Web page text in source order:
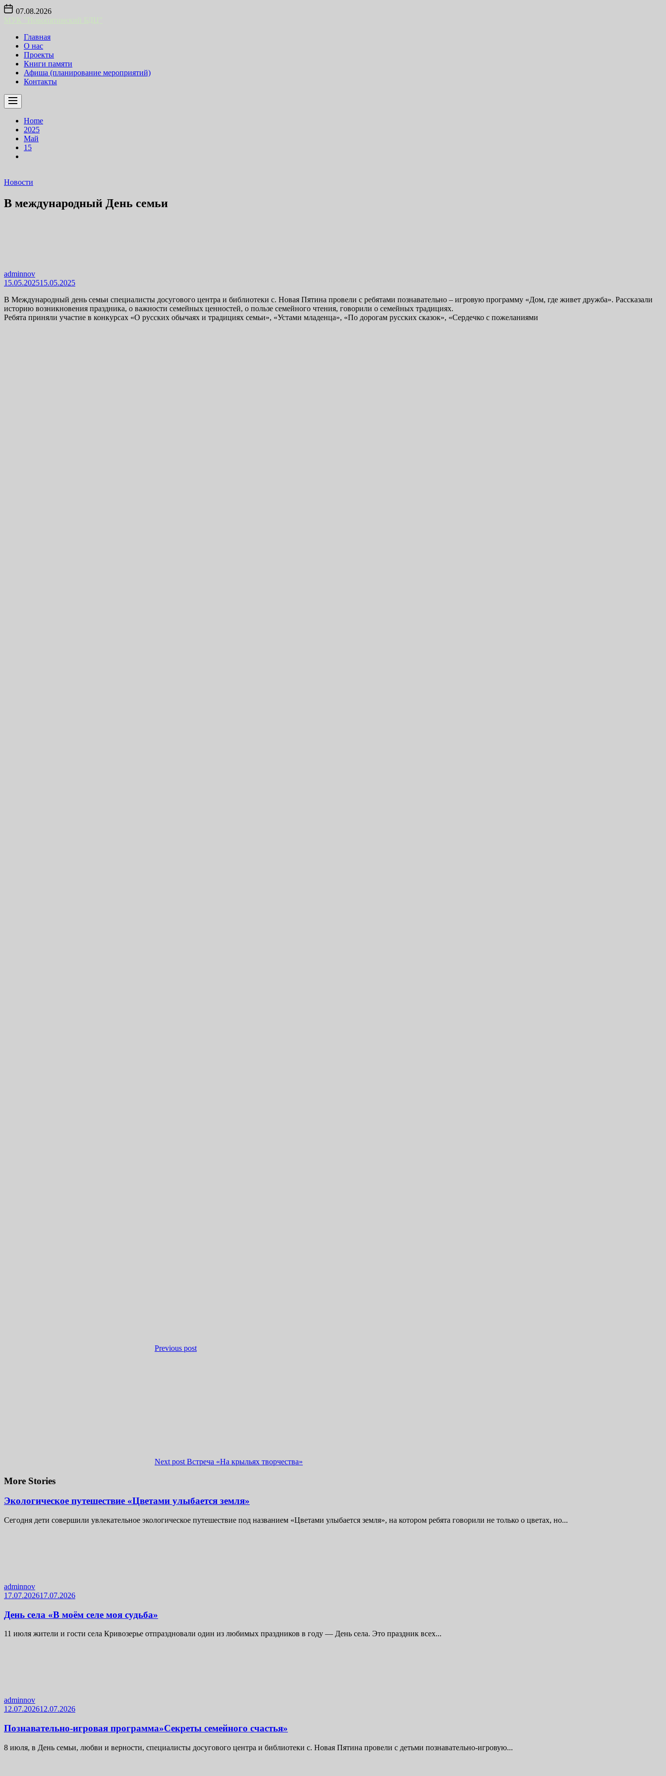
Skip
content
07.08.2026
Главная
О нас
Проекты
Книги памяти
Афиша (планирование мероприятий)
Контакты
Home
2025
Май
15
Новости
В международный День семьи
adminnov
15.05.202515.05.2025
В Международный день семьи специалисты досугового центра и библиотеки с. Новая Пятина провели с ребятами познавательно – игровую программу «Дом, где живет дружба». Рассказали
историю возникновения праздника, о важности семейных ценностей, о пользе семейного чтения, говорили о семейных традициях.
Ребята приняли участие в конкурсах «О русских обычаях и традициях семьи», «Устами младенца», «По дорогам русских сказок», «Сердечко с пожеланиями
Previous post
Next post Встреча «На крыльях творчества»
More Stories
Экологическое путешествие «Цветами улыбается земля»
Сегодня дети совершили увлекательное экологическое путешествие под названием «Цветами улыбается земля», на котором ребята говорили не только о цветах, но...
adminnov
17.07.202617.07.2026
День села «В моём селе моя судьба»
11 июля жители и гости села Кривозерье отпраздновали один из любимых праздников в году — День села. Это праздник всех...
adminnov
12.07.202612.07.2026
Познавательно-игровая программа»Секреты семейного счастья»
8 июля, в День семьи, любви и верности, специалисты досугового центра и библиотеки с. Новая Пятина провели с детьми познавательно-игровую...